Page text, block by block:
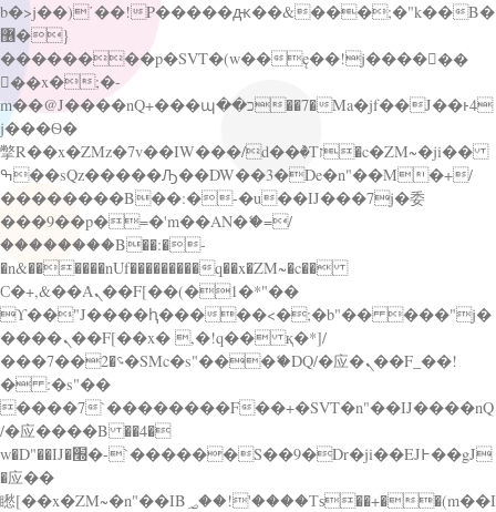
b�>j��)΄��!P�����ԫ��&���;�"k��B�
޶�}
��������p�SVT�(w��ę��!j������
��x�;�-
m��@J����nQ+���պ��כ��7�Ma�jf��J��ͱ4
j���Ѳ�
撆R��x�ZMz�7v��IW���/d��ٞ�Тז�c�ZM~�ji��
ߒ��sQz�����Ԡ��DW��3�De�n"��M�+/
��������B��:�-�u��IJ���7j�委
���9��p�=�'m��AN�ޭ�=/
��������B��:�-
�n&������nUf���������q��x�ZM~�c��
Ϲ�+,&��Ὰܢ��F[��(�1�*"��
ϒ��"J����ԧ�����<�;�b"�� ���"j�
����ܢ��F[��x� ,�!q�� қ�*]/
���؝�2��7�SMc�s"���ޭ�DQ/�应�ܢ��F_��!
� :�s"��
����7`��������F��+�SVT�n"��IJ����nQ
/�应����B ��4�
w�D"��IJ�׭�-`������S��9�Dr�ji��EJ߅��gJ
�应��
矁[��x�ZM~�n"��IB؃��!'����Тѕ��+��(m��I